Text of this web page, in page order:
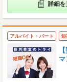
詳細を
アルバイト・パート 短